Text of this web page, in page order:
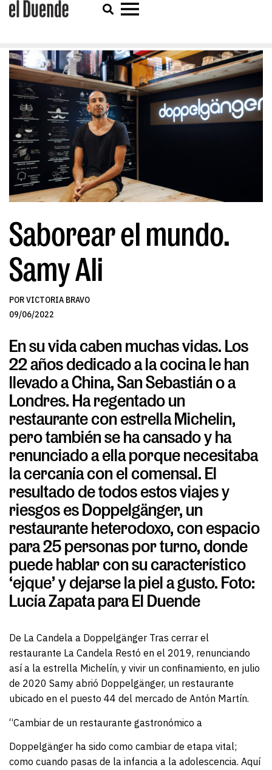
Saborear el mundo.
Samy Ali
POR VICTORIA BRAVO
09/06/2022
En su vida caben muchas vidas. Los
22 años dedicado a la cocina le han
llevado a China, San Sebastián o a
Londres. Ha regentado un
restaurante con estrella Michelin,
pero también se ha cansado y ha
renunciado a ella porque necesitaba
la cercanía con el comensal. El
resultado de todos estos viajes y
riesgos es Doppelgänger, un
restaurante heterodoxo, con espacio
para 25 personas por turno, donde
puede hablar con su característico
‘ejque’ y dejarse la piel a gusto. Foto:
Lucía Zapata para El Duende
De La Candela a Doppelgänger Tras cerrar el
restaurante La Candela Restó en el 2019, renunciando
así a la estrella Michelín, y vivir un confinamiento, en julio
de 2020 Samy abrió Doppelgänger, un restaurante
ubicado en el puesto 44 del mercado de Antón Martín.
“Cambiar de un restaurante gastronómico a
Doppelgänger ha sido como cambiar de etapa vital;
como cuando pasas de la infancia a la adolescencia. Aquí